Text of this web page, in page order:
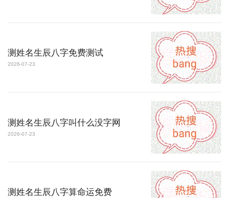
测姓名生辰八字免费测试
2026-07-23
测姓名生辰八字叫什么没字网
2026-07-23
测姓名生辰八字算命运免费